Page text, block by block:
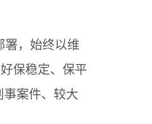
署，始终以维
保稳定、保平
案件、较大